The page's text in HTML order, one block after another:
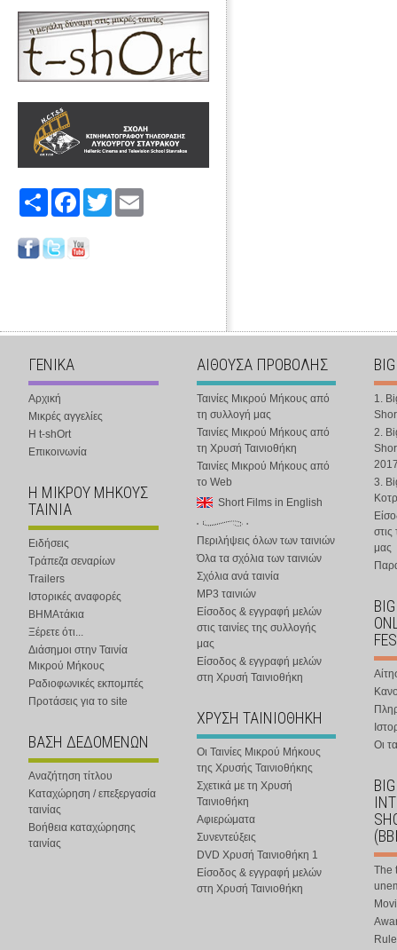
Share FacebookTwitter
ΓΕΝΙΚΑ
Αρχική
Μικρές αγγελίες
Η t-shOrt
Επικοινωνία
Η ΜΙΚΡΟΥ ΜΗΚΟΥΣ
ΤΑΙΝΙΑ
Ειδήσεις
Τράπεζα σεναρίων
Trailers
Ιστορικές αναφορές
ΒΗΜΑτάκια
Ξέρετε ότι...
Διάσημοι στην Ταινία
Μικρού Μήκους
Ραδιοφωνικές εκπομπές
Προτάσεις για το site
ΒΑΣΗ ΔΕΔΟΜΕΝΩΝ
Αναζήτηση τίτλου
Καταχώρηση / επεξεργασία
ταινίας
Βοήθεια καταχώρησης
ταινίας
ΑΙΘΟΥΣΑ ΠΡΟΒΟΛΗΣ
Ταινίες Μικρού Μήκους από
τη συλλογή μας
Ταινίες Μικρού Μήκους από
τη Χρυσή Ταινιοθήκη
Ταινίες Μικρού Μήκους από
το Web
Short Films in English
Περιλήψεις όλων των ταινιών
Όλα τα σχόλια των ταινιών
Σχόλια ανά ταινία
MP3 ταινιών
Είσοδος & εγγραφή μελών
στις ταινίες της συλλογής
μας
Είσοδος & εγγραφή μελών
στη Χρυσή Ταινιοθήκη
ΧΡΥΣΗ ΤΑΙΝΙΟΘΗΚΗ
Οι Ταινίες Μικρού Μήκους
της Χρυσής Ταινιοθήκης
Σχετικά με τη Χρυσή
Ταινιοθήκη
Αφιερώματα
Συνεντεύξεις
DVD Χρυσή Ταινιοθήκη 1
Είσοδος & εγγραφή μελών
στη Χρυσή Ταινιοθήκη
1.
2.
3.
στις
μας
Οι
The